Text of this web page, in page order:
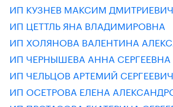
ИП КУЗНЕВ МАКСИМ ДМИТРИЕВИЧ
ИП ЦЕТТЛЬ ЯНА ВЛАДИМИРОВНА
ИП ХОЛЯНОВА ВАЛЕНТИНА
ИП ЧЕРНЫШЕВА АННА СЕРГЕЕВНА
ИП ЧЕЛЬЦОВ АРТЕМИЙ СЕРГЕЕВИЧ
ИП ОСЕТРОВА ЕЛЕНА